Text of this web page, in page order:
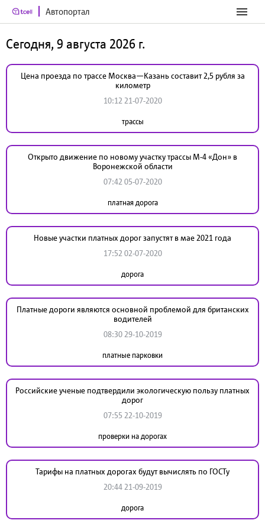
Автопортал
Сегодня, 9 августа 2026 г.
Цена проезда по трассе Москва—Казань составит 2,5 рубля за
километр
10:12 21-07-2020
трассы
Открыто движение по новому участку трассы М-4 «Дон» в
Воронежской области
07:42 05-07-2020
платная дорога
Новые участки платных дорог запустят в мае 2021 года
17:52 02-07-2020
дорога
Платные дороги являются основной проблемой для британских
водителей
08:30 29-10-2019
платные парковки
Российские ученые подтвердили экологическую пользу платных
дорог
07:55 22-10-2019
проверки на дорогах
Тарифы на платных дорогах будут вычислять по ГОСТу
20:44 21-09-2019
дорога